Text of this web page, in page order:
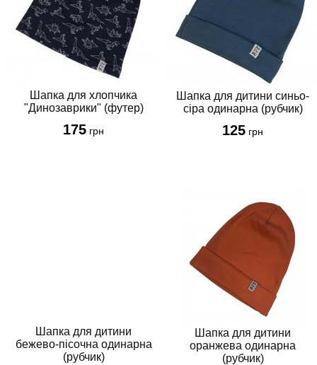
Шапка для хлопчика
"Динозаврики" (футер)
175 грн
Шапка для дитини синьо-
сіра одинарна (рубчик)
125 грн
Шапка для дитини
бежево-пісочна одинарна
(рубчик)
Шапка для дитини
оранжева одинарна
(рубчик)